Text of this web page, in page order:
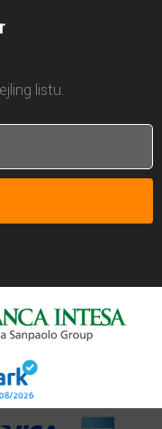
listu.